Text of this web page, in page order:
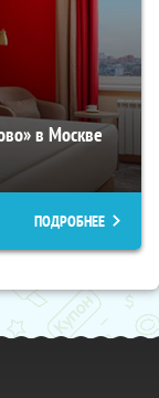
в Москве
ПОДРОБНЕЕ